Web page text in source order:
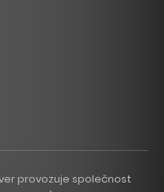
provozuje společnost